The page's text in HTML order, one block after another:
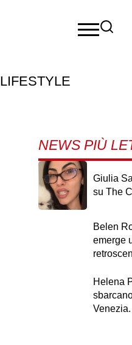
LIFESTYLE
NEWS PIÙ
Giulia
su The
Belen
emerge
Helena